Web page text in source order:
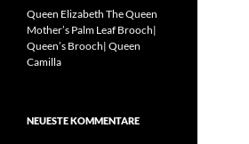
Queen Elizabeth The Queen
Mother’s Palm Leaf Brooch|
Queen’s Brooch| Queen
Camilla
NEUESTE KOMMENTARE